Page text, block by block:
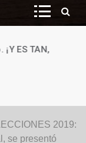
ES TAN,
2019:
se presentó